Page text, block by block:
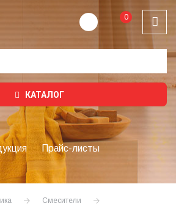
0
КАТАЛОГ
Прайс-листы
Смесители